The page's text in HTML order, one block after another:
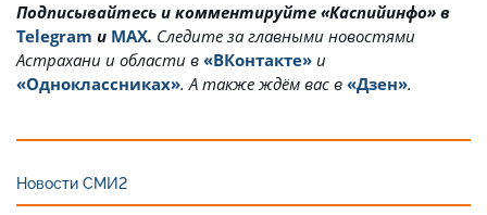
Подписывайтесь и комментируйте «Каспийинфо» в
Telegram и MAX. Cледите за главными новостями
Астрахани и области в «ВКонтакте» и
«Одноклассниках». А также ждём вас в «Дзен».
Новости СМИ2